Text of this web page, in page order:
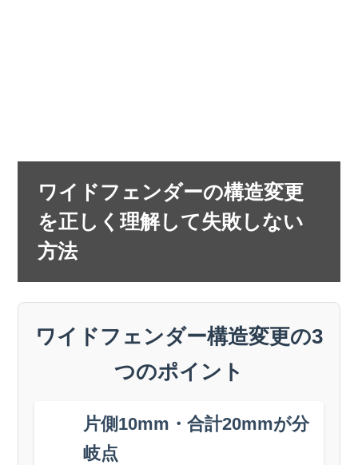
ワイドフェンダーの構造変更
を正しく理解して失敗しない
方法
ワイドフェンダー構造変更の3
つのポイント
片側10mm・合計20mmが分
岐点